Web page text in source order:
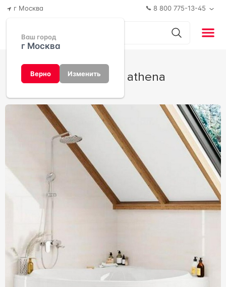
г Москва
Ваш город
г Москва
Верно Изменить
8 800 775-13-45
Коллекция athena